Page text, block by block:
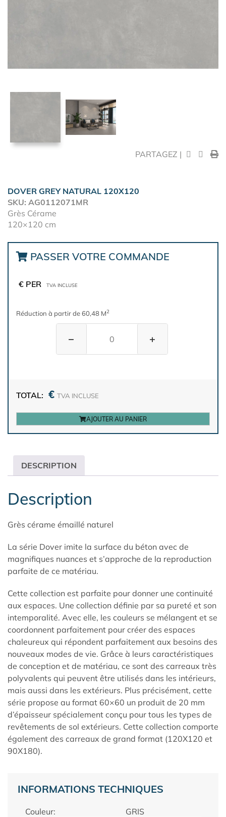
PARTAGEZ |
DOVER GREY NATURAL 120X120
SKU: AG0112071MR
Grès Cérame
120×120 cm
PASSER VOTRE COMMANDE
€ PER TVA INCLUSE
Réduction à partir de 60,48 M2
− +
TOTAL: € TVA INCLUSE
AJOUTER AU PANIER
DESCRIPTION
Description
Grès cérame émaillé naturel
La série Dover imite la surface du béton avec de
magnifiques nuances et s’approche de la reproduction
parfaite de ce matériau.
Cette collection est parfaite pour donner une continuité
aux espaces. Une collection définie par sa pureté et son
intemporalité. Avec elle, les couleurs se mélangent et se
coordonnent parfaitement pour créer des espaces
chaleureux qui répondent parfaitement aux besoins des
nouveaux modes de vie. Grâce à leurs caractéristiques
de conception et de matériau, ce sont des carreaux très
polyvalents qui peuvent être utilisés dans les intérieurs,
mais aussi dans les extérieurs. Plus précisément, cette
série propose au format 60×60 un produit de 20 mm
d’épaisseur spécialement conçu pour tous les types de
revêtements de sol extérieurs. Cette collection comporte
également des carreaux de grand format (120X120 et
90X180).
INFORMATIONS TECHNIQUES
Couleur:
GRIS